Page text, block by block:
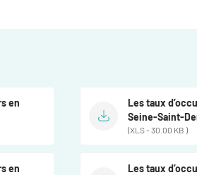
en
Les taux
Seine-Saint-
(XLS - 30.00 KB )
en
Les taux